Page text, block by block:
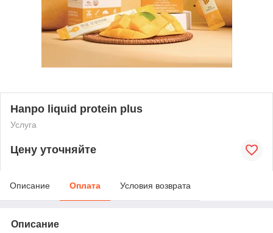
Hanpo liquid protein plus
Услуга
Цену уточняйте
Описание Оплата Условия возврата
Описание